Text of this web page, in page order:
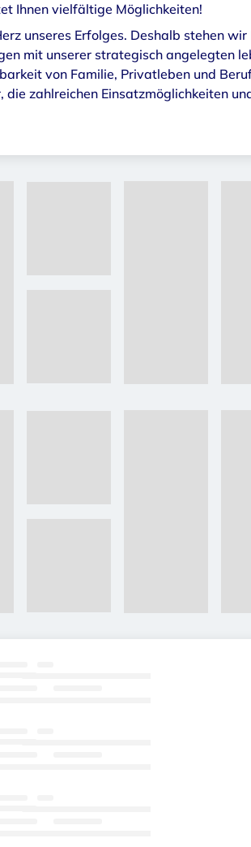
Ihnen vielfältige Möglichkeiten!
unseres Erfolges. Deshalb stehen
mit unserer strategisch angelegten
von Familie, Privatleben und
zahlreichen Einsatzmöglichkeiten